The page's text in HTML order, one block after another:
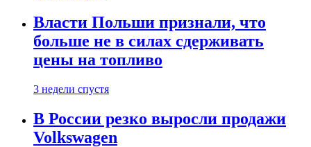
Власти Польши признали, что
больше не в силах сдерживать
цены на топливо
3 недели спустя
В России резко выросли продажи
Volkswagen